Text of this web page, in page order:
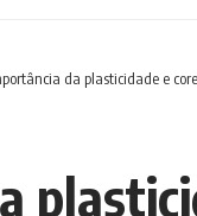
da plasticidade e